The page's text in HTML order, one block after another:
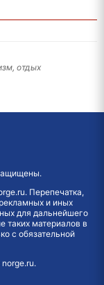
отдых
Перепечатка,
и иных
для дальнейшего
таких материалов в
с обязательной
.